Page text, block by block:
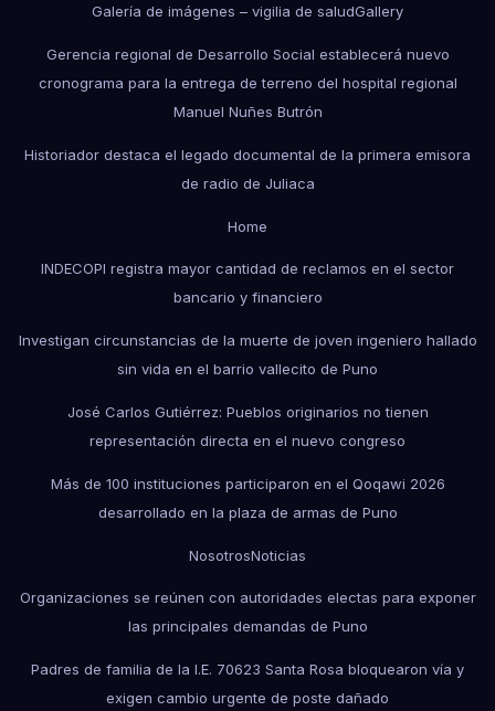
Galería de imágenes – vigilia de saludGallery
Gerencia regional de Desarrollo Social establecerá nuevo
cronograma para la entrega de terreno del hospital regional
Manuel Nuñes Butrón
Historiador destaca el legado documental de la primera emisora
de radio de Juliaca
Home
INDECOPI registra mayor cantidad de reclamos en el sector
bancario y financiero
Investigan circunstancias de la muerte de joven ingeniero hallado
sin vida en el barrio vallecito de Puno
José Carlos Gutiérrez: Pueblos originarios no tienen
representación directa en el nuevo congreso
Más de 100 instituciones participaron en el Qoqawi 2026
desarrollado en la plaza de armas de Puno
NosotrosNoticias
Organizaciones se reúnen con autoridades electas para exponer
las principales demandas de Puno
Padres de familia de la I.E. 70623 Santa Rosa bloquearon vía y
exigen cambio urgente de poste dañado